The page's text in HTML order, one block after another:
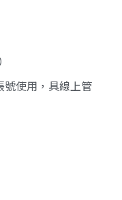
使用，具線上管